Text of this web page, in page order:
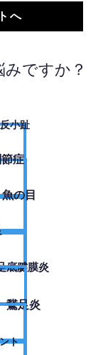
へ
ですか？
小趾
症
の目
底腱膜炎
鵞足炎
ト